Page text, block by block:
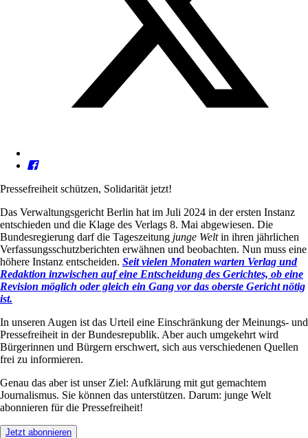
Pressefreiheit schützen, Solidarität jetzt!
Das Verwaltungsgericht Berlin hat im Juli 2024 in der ersten Instanz
entschieden und die Klage des Verlags 8. Mai abgewiesen. Die
Bundesregierung darf die Tageszeitung junge Weltin ihren jährlichen
Verfassungsschutzberichten erwähnen und beobachten. Nun muss eine
höhere Instanz entscheiden. Seit vielen Monaten warten Verlag und
Redaktion inzwischen auf eine Entscheidung des Gerichtes, ob eine
Revision möglich oder gleich ein Gang vor das oberste Gericht nötig
ist.
In unseren Augen ist das Urteil eine Einschränkung der Meinungs- und
Pressefreiheit in der Bundesrepublik. Aber auch umgekehrt wird
Bürgerinnen und Bürgern erschwert, sich aus verschiedenen Quellen
frei zu informieren.
Genau das aber ist unser Ziel: Aufklärung mit gut gemachtem
Journalismus. Sie können das unterstützen. Darum: junge Welt
abonnieren für die Pressefreiheit!
Jetzt abonnieren